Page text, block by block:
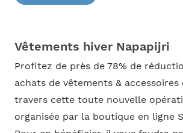
Vêtements hiver Napapijri
Profitez de près de 78% de
achats de vêtements &
travers cette toute nouvelle
organisée par la boutique en ligne